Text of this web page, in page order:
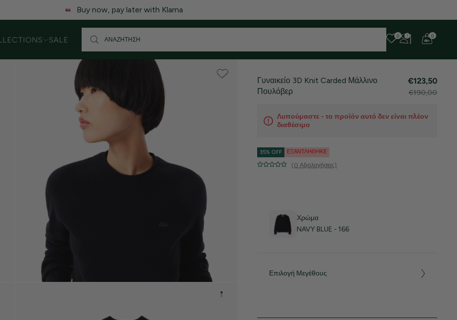
ενδέχεται να υπάρξει μικρή καθυστέρηση στις αποστολές. Σας ευχαριστούμε για την υπομονή σας!
SALE 0 0
Γυναικείο 3D Knit Carded Μάλλινο
Πουλόβερ
€123,50
€190,00
Λυπούμαστε - το προϊόν αυτό δεν είναι πλέον
διαθέσιμο
35% OFF ΕΞΑΝΤΛΉΘΗΚΕ
(0 Αξιολογήσεις)
Χρώμα
NAVY BLUE - 166
Επιλογή Μεγέθους